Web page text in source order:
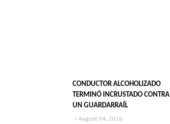
CONDUCTOR ALCOHOLIZADO
TERMINÓ INCRUSTADO CONTRA
UN GUARDARRAÍL
August 04, 2026